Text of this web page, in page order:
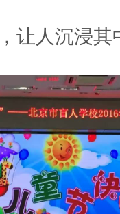
让人沉浸